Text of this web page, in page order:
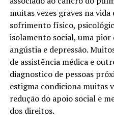
muitas vezes graves na vida
sofrimento físico,
isolamento social, uma pior
angústia e depressão.
de assistência médica e
diagnostico de pessoas
estigma condiciona muitas
redução do apoio social e
dos direitos.